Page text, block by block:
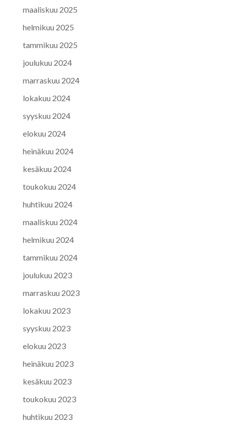
maaliskuu 2025
helmikuu 2025
tammikuu 2025
joulukuu 2024
marraskuu 2024
lokakuu 2024
syyskuu 2024
elokuu 2024
heinäkuu 2024
kesäkuu 2024
toukokuu 2024
huhtikuu 2024
maaliskuu 2024
helmikuu 2024
tammikuu 2024
joulukuu 2023
marraskuu 2023
lokakuu 2023
syyskuu 2023
elokuu 2023
heinäkuu 2023
kesäkuu 2023
toukokuu 2023
huhtikuu 2023